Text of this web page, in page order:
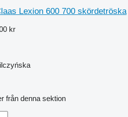
Lexion 600 700 skördetröska
kr
från denna sektion